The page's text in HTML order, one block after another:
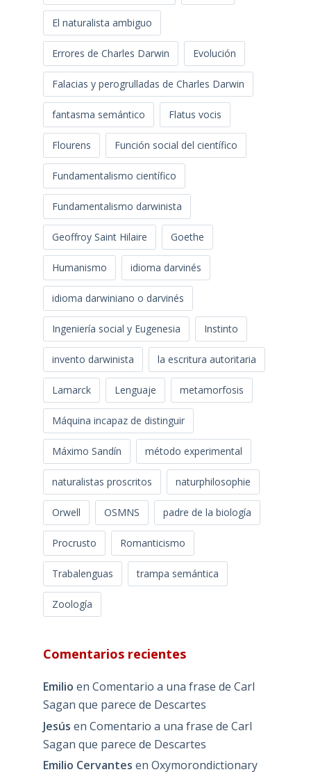
El naturalista ambiguo
Errores de Charles Darwin Evolución
Falacias y perogrulladas de Charles Darwin
fantasma semántico Flatus vocis
Flourens Función social del científico
Fundamentalismo científico
Fundamentalismo darwinista
Geoffroy Saint Hilaire Goethe
Humanismo idioma darvinés
idioma darwiniano o darvinés
Ingeniería social y Eugenesia Instinto
invento darwinista la escritura autoritaria
Lamarck Lenguaje metamorfosis
Máquina incapaz de distinguir
Máximo Sandín método experimental
naturalistas proscritos naturphilosophie
Orwell OSMNS padre de la biología
Procrusto Romanticismo
Trabalenguas trampa semántica
Zoología
Comentarios recientes
Emilio en Comentario a una frase de Carl
Sagan que parece de Descartes
Jesús en Comentario a una frase de Carl
Sagan que parece de Descartes
Emilio Cervantes en Oxymorondictionary